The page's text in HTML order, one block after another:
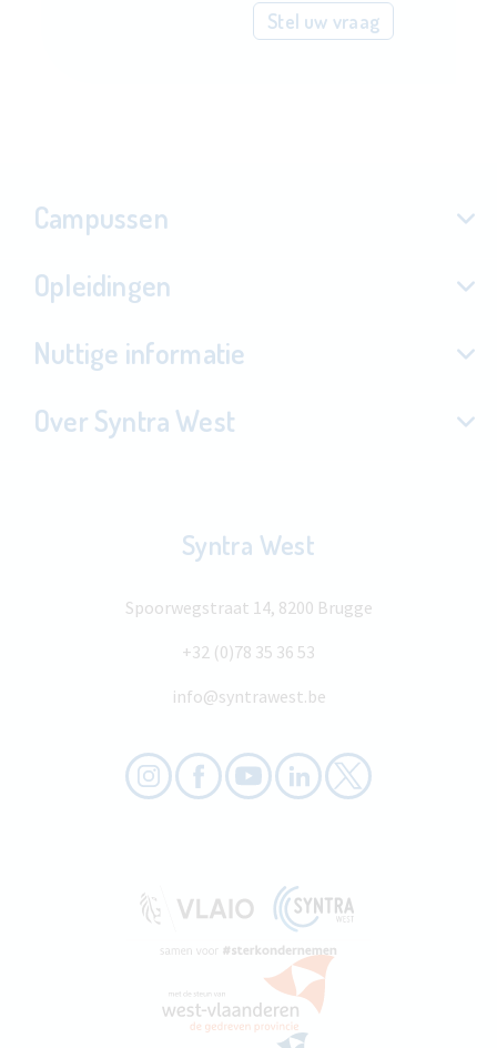
Stel uw vraag
Campussen
Opleidingen
Nuttige informatie
Over Syntra West
Syntra West
Spoorwegstraat 14, 8200 Brugge
+32 (0)78 35 36 53
info@syntrawest.be